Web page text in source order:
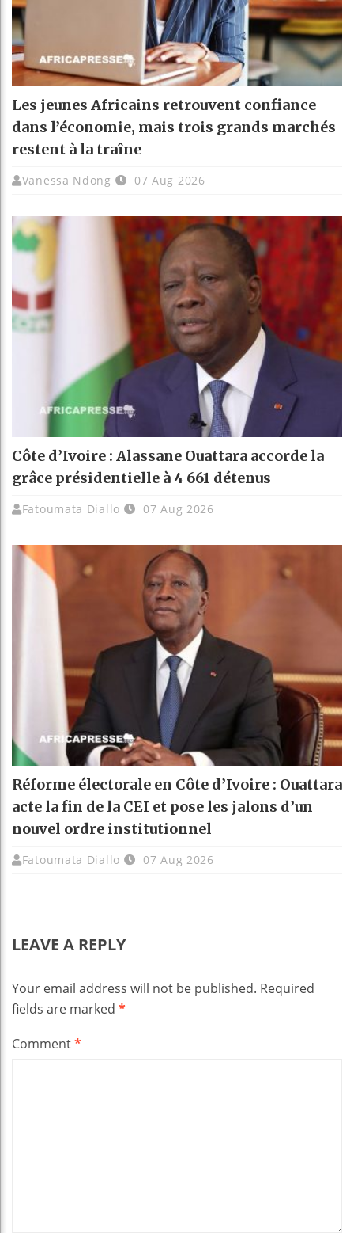
Les jeunes Africains retrouvent confiance
dans l’économie, mais trois grands marchés
restent à la traîne
Vanessa Ndong 07 Aug 2026
Côte d’Ivoire : Alassane Ouattara accorde la
grâce présidentielle à 4 661 détenus
Fatoumata Diallo 07 Aug 2026
Réforme électorale en Côte d’Ivoire : Ouattara
acte la fin de la CEI et pose les jalons d’un
nouvel ordre institutionnel
Fatoumata Diallo 07 Aug 2026
LEAVE A REPLY
Your email address will not be published. Required
fields are marked *
Comment*